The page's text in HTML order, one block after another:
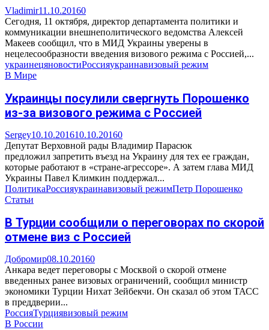
Vladimir11.10.20160
Сегодня, 11 октября, директор департамента политики и
коммуникации внешнеполитического ведомства Алексей
Макеев сообщил, что в МИД Украины уверены в
нецелесообразности введения визового режима с Россией,...
украинецяновостиРоссияукраинавизовый режим
В Мире
Украинцы посулили свергнуть Порошенко
из-за визового режима с Россией
Sergey10.10.201610.10.20160
Депутат Верховной рады Владимир Парасюк
предложил запретить въезд на Украину для тех ее граждан,
которые работают в «стране-агрессоре». А затем глава МИД
Украины Павел Климкин поддержал...
ПолитикаРоссияукраинавизовый режимПетр Порошенко
Статьи
В Турции сообщили о переговорах по скорой
отмене виз с Россией
Добромир08.10.20160
Анкара ведет переговоры с Москвой о скорой отмене
введенных ранее визовых ограничений, сообщил министр
экономики Турции Нихат Зейбекчи. Он сказал об этом ТАСС
в преддверии...
РоссияТурциявизовый режим
В России